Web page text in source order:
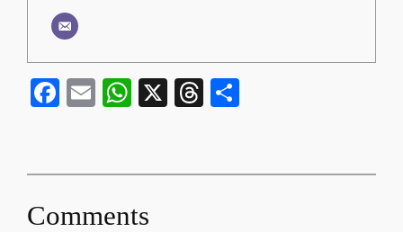
Facebook
EmailWhatsApp
X Threads
Comments